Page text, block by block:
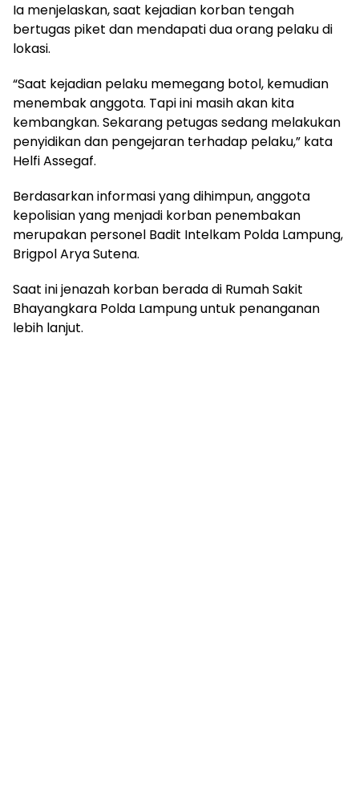
Ia menjelaskan, saat kejadian korban tengah
bertugas piket dan mendapati dua orang pelaku di
lokasi.
“Saat kejadian pelaku memegang botol, kemudian
menembak anggota. Tapi ini masih akan kita
kembangkan. Sekarang petugas sedang melakukan
penyidikan dan pengejaran terhadap pelaku,” kata
Helfi Assegaf.
Berdasarkan informasi yang dihimpun, anggota
kepolisian yang menjadi korban penembakan
merupakan personel Badit Intelkam Polda Lampung,
Brigpol Arya Sutena.
Saat ini jenazah korban berada di Rumah Sakit
Bhayangkara Polda Lampung untuk penanganan
lebih lanjut.